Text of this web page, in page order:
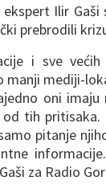
Ilir
prebrodili
i sve
manji mediji-
oni
tih
pitanje
za Radio